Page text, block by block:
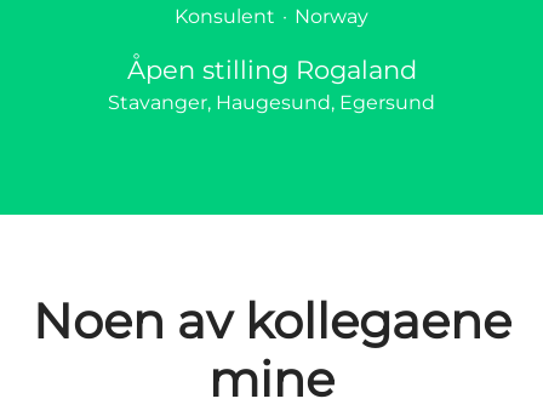
Konsulent · Norway
Åpen stilling Rogaland
Stavanger, Haugesund, Egersund
Noen av kollegaene
mine